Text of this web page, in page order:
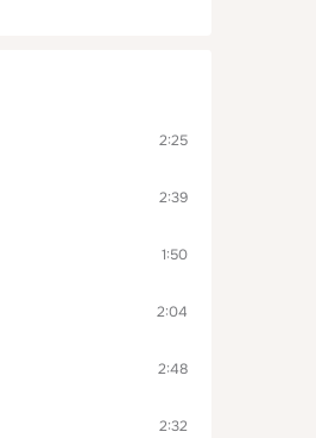
2:25
2:39
1:50
2:04
2:48
2:32